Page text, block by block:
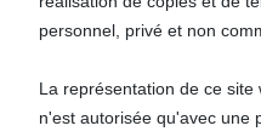
personnel, privé et non
La représentation de ce
n'est autorisée qu'avec une